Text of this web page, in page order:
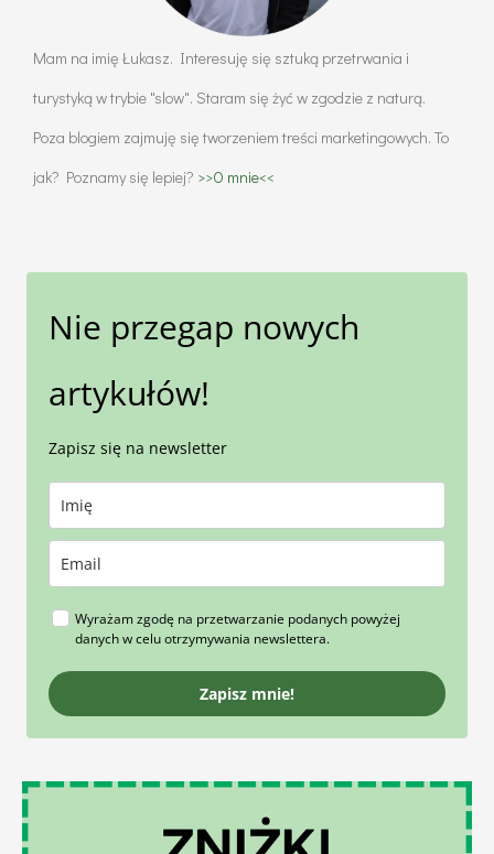
Mam na imię Łukasz. Interesuję się sztuką przetrwania i
turystyką w trybie "slow". Staram się żyć w zgodzie z naturą.
Poza blogiem zajmuję się tworzeniem treści marketingowych. To
jak? Poznamy się lepiej? >>O mnie<<
Nie przegap nowych
artykułów!
Zapisz się na newsletter
Wyrażam zgodę na przetwarzanie podanych powyżej
danych w celu otrzymywania newslettera.
Zapisz mnie!